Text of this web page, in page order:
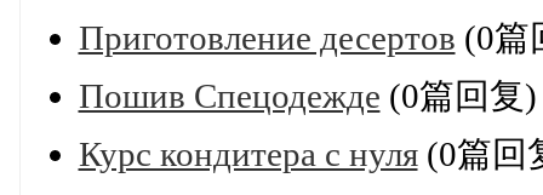
Приготовление десертов (0篇
Пошив Спецодежде (0篇回复)
Курс кондитера с нуля(0篇回